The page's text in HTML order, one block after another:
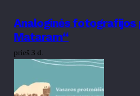
Analoginės fotografijos
Mataram“
prieš 3 d.